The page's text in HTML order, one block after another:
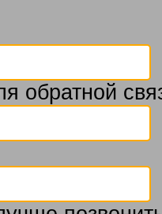
обратной